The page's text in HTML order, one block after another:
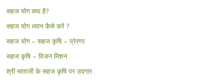
सहज योग क्या है?
सहज योग ध्यान कैसे करें ?
सहज योग – सहज कृषि – प्रेरणा
सहज कृषि – विजन मिशन
श्री माताजी के सहज कृषि पर उदगार